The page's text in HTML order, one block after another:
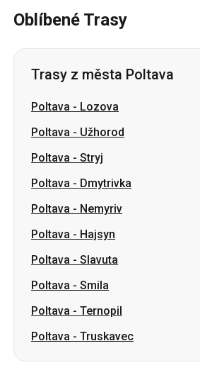
Poltava - Stryj
Poltava-Dmytrivka
Poltava-Nemyriv
Poltava-Hajsyn
Poltava-Slavuta
Poltava-Smila
Poltava-Ternopil
Poltava-Truskavec
Trasy do města Poltava
Lozova-Poltava